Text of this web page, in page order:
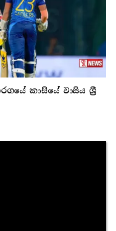
කාසියේ වාසිය ශ්‍රී